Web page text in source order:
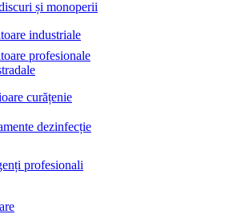
și monoperii
industriale
profesionale
curățenie
dezinfecție
profesionali